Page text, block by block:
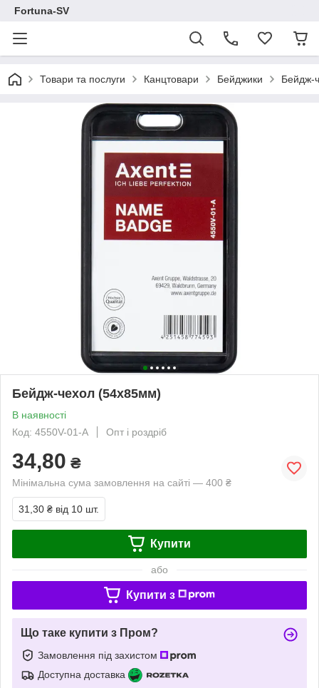
Fortuna-SV
Товари та послуги Канцтовари Бейджики Бейдж-
Бейдж-чехол (54х85мм)
В наявності
Код: 4550V-01-A
Опт і роздріб
34,80 ₴
Мінімальна сума замовлення на сайті — 400 ₴
31,30 ₴ від 10 шт.
Купити
або
Купити з
Що таке купити з Пром?
Замовлення під захистом
Доступна доставка